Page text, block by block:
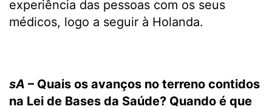
experiência das pessoas com os seus
médicos, logo a seguir à Holanda.
sA – Quais os avanços no terreno contidos
na Lei de Bases da Saúde? Quando é que